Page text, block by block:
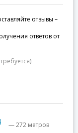
отзывы –
ответов от
— 272 метров